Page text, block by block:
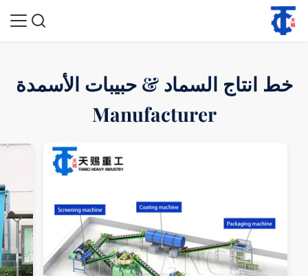
خط انتاج السماد & حبيبات الأسمدة
Manufacturer